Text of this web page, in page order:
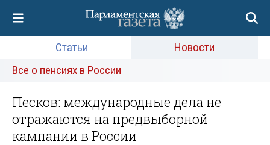
Статьи
Новости
Все о пенсиях в России
Песков: международные дела не
отражаются на предвыборной
кампании в России